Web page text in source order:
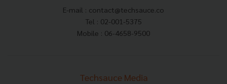
E-mail : contact@techsauce.co
Tel : 02-001-5375
Mobile : 06-4658-9500
Techsauce Media